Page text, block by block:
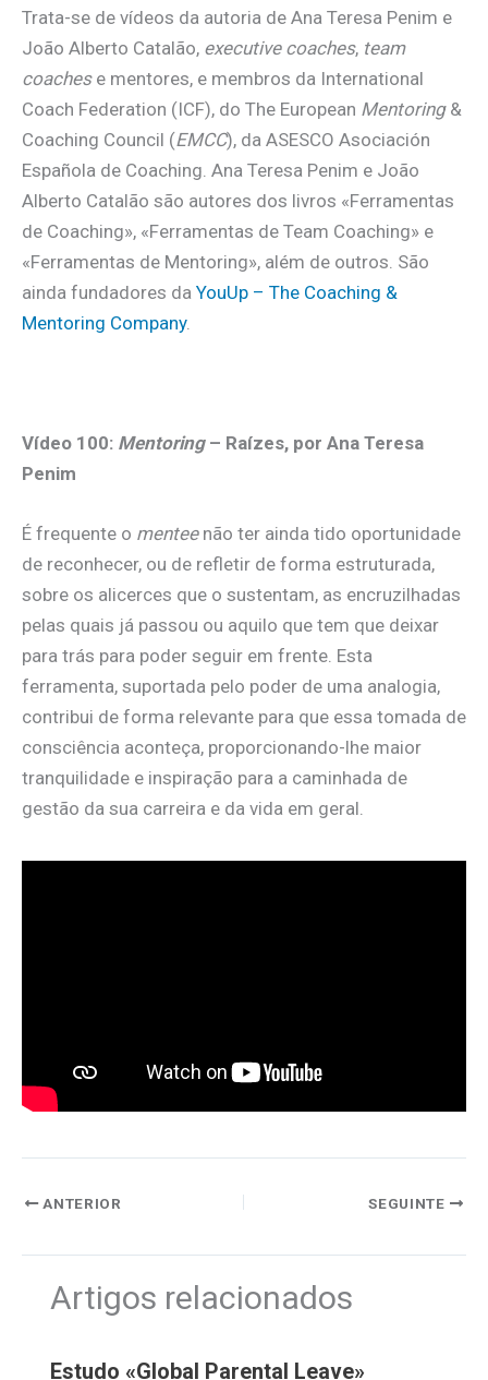
Trata-se de vídeos da autoria de Ana Teresa Penim e
João Alberto Catalão, executive coaches, team
coachese mentores, e membros da International
Coach Federation (ICF), do The European Mentoring&
Coaching Council (EMCC), da ASESCO Asociación
Española de Coaching. Ana Teresa Penim e João
Alberto Catalão são autores dos livros «Ferramentas
de Coaching», «Ferramentas de Team Coaching» e
«Ferramentas de Mentoring», além de outros. São
ainda fundadores da YouUp – The Coaching &
Mentoring Company.
Vídeo 100: Mentoring– Raízes, por Ana Teresa
Penim
É frequente o menteenão ter ainda tido oportunidade
de reconhecer, ou de refletir de forma estruturada,
sobre os alicerces que o sustentam, as encruzilhadas
pelas quais já passou ou aquilo que tem que deixar
para trás para poder seguir em frente. Esta
ferramenta, suportada pelo poder de uma analogia,
contribui de forma relevante para que essa tomada de
consciência aconteça, proporcionando-lhe maior
tranquilidade e inspiração para a caminhada de
gestão da sua carreira e da vida em geral.
ANTERIOR SEGUINTE
Artigos relacionados
Estudo «Global Parental Leave»